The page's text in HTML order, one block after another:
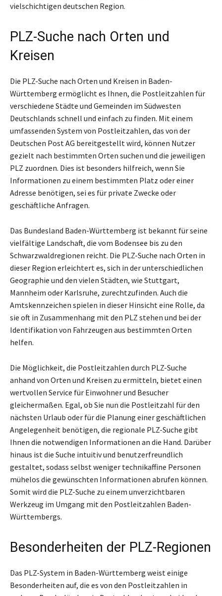
vielschichtigen deutschen Region.
PLZ-Suche nach Orten und
Kreisen
Die PLZ-Suche nach Orten und Kreisen in Baden-
Württemberg ermöglicht es Ihnen, die Postleitzahlen für
verschiedene Städte und Gemeinden im Südwesten
Deutschlands schnell und einfach zu finden. Mit einem
umfassenden System von Postleitzahlen, das von der
Deutschen Post AG bereitgestellt wird, können Nutzer
gezielt nach bestimmten Orten suchen und die jeweiligen
PLZ zuordnen. Dies ist besonders hilfreich, wenn Sie
Informationen zu einem bestimmten Platz oder einer
Adresse benötigen, sei es für private Zwecke oder
geschäftliche Anfragen.
Das Bundesland Baden-Württemberg ist bekannt für seine
vielfältige Landschaft, die vom Bodensee bis zu den
Schwarzwaldregionen reicht. Die PLZ-Suche nach Orten in
dieser Region erleichtert es, sich in der unterschiedlichen
Geographie und den vielen Städten, wie Stuttgart,
Mannheim oder Karlsruhe, zurechtzufinden. Auch die
Amtskennzeichen spielen in dieser Hinsicht eine Rolle, da
sie oft in Zusammenhang mit den PLZ stehen und bei der
Identifikation von Fahrzeugen aus bestimmten Orten
helfen.
Die Möglichkeit, die Postleitzahlen durch PLZ-Suche
anhand von Orten und Kreisen zu ermitteln, bietet einen
wertvollen Service für Einwohner und Besucher
gleichermaßen. Egal, ob Sie nun die Postleitzahl für den
nächsten Urlaub oder für die Planung einer geschäftlichen
Angelegenheit benötigen, die regionale PLZ-Suche gibt
Ihnen die notwendigen Informationen an die Hand. Darüber
hinaus ist die Suche intuitiv und benutzerfreundlich
gestaltet, sodass selbst weniger technikaffine Personen
mühelos die gewünschten Informationen abrufen können.
Somit wird die PLZ-Suche zu einem unverzichtbaren
Werkzeug im Umgang mit den Postleitzahlen Baden-
Württembergs.
Besonderheiten der PLZ-Regionen
Das PLZ-System in Baden-Württemberg weist einige
Besonderheiten auf, die es von den Postleitzahlen in